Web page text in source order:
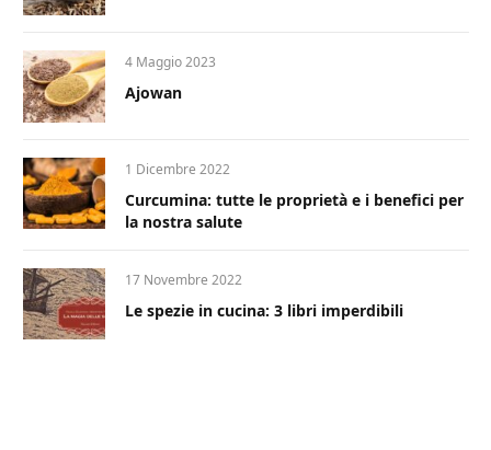
4 Maggio 2023
Ajowan
1 Dicembre 2022
Curcumina: tutte le proprietà e i benefici per
la nostra salute
17 Novembre 2022
Le spezie in cucina: 3 libri imperdibili